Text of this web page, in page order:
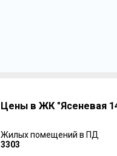
Цены в ЖК "Ясеневая
Жилых помещений в ПД
3303